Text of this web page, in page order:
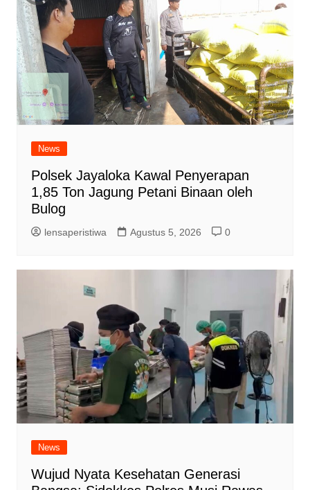
News
Polsek Jayaloka Kawal Penyerapan
1,85 Ton Jagung Petani Binaan oleh
Bulog
lensaperistiwa Agustus 5, 2026 0
News
Wujud Nyata Kesehatan Generasi